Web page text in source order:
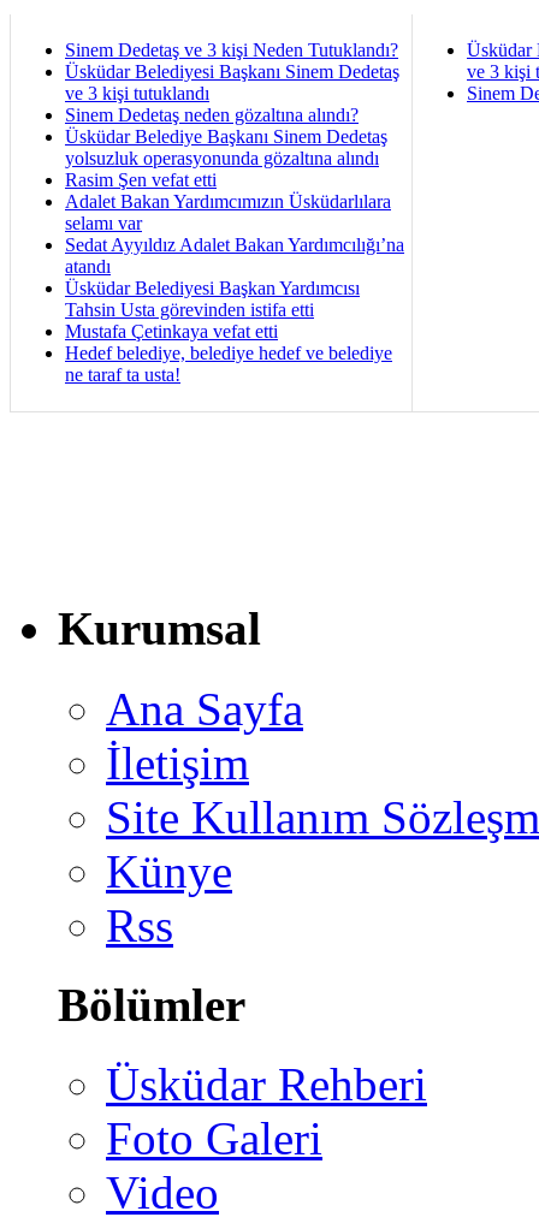
Sinem Dedetaş ve 3 kişi Neden Tutuklandı?
Üsküdar Belediyesi Başkanı Sinem Dedetaş
ve 3 kişi tutuklandı
Sinem Dedetaş neden gözaltına alındı?
Üsküdar Belediye Başkanı Sinem Dedetaş
yolsuzluk operasyonunda gözaltına alındı
Rasim Şen vefat etti
Adalet Bakan Yardımcımızın Üsküdarlılara
selamı var
Sedat Ayyıldız Adalet Bakan Yardımcılığı’na
atandı
Üsküdar Belediyesi Başkan Yardımcısı
Tahsin Usta görevinden istifa etti
Mustafa Çetinkaya vefat etti
Hedef belediye, belediye hedef ve belediye
ne taraf ta usta!
Üsküdar
ve 3 kişi
Sinem
Kurumsal
Ana Sayfa
İletişim
Site Kullanım
Künye
Rss
Bölümler
Üsküdar Rehberi
Foto Galeri
Video